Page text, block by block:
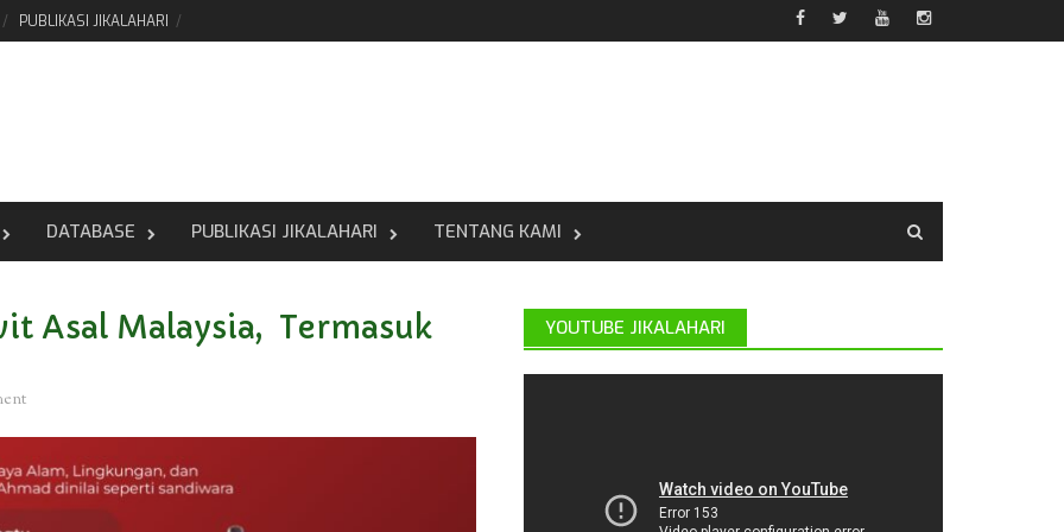
PUBLIKASI JIKALAHARI
DATABASE PUBLIKASI JIKALAHARI TENTANG KAMI
Asal Malaysia, Termasuk
YOUTUBE JIKALAHARI